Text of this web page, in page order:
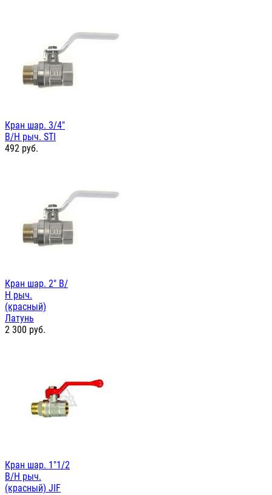
Кран шар. 3/4"
В/Н рыч. STI
492 руб.
Кран шар. 2" В/
Н рыч.
(красный)
Латунь
2 300 руб.
Кран шар. 1"1/2
В/Н рыч.
(красный) JIF